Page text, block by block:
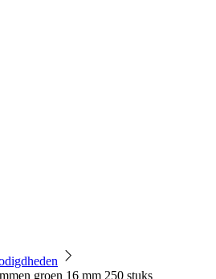
groen 16 mm 250 stuks